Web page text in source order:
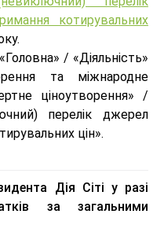
котирувальних
/ «Діяльність»
та міжнародне
ціноутворення» /
перелік джерел
цін».
Дія Сіті у разі
за загальними